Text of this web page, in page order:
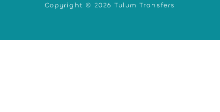
Copyright © 2026 Tulum Transfers